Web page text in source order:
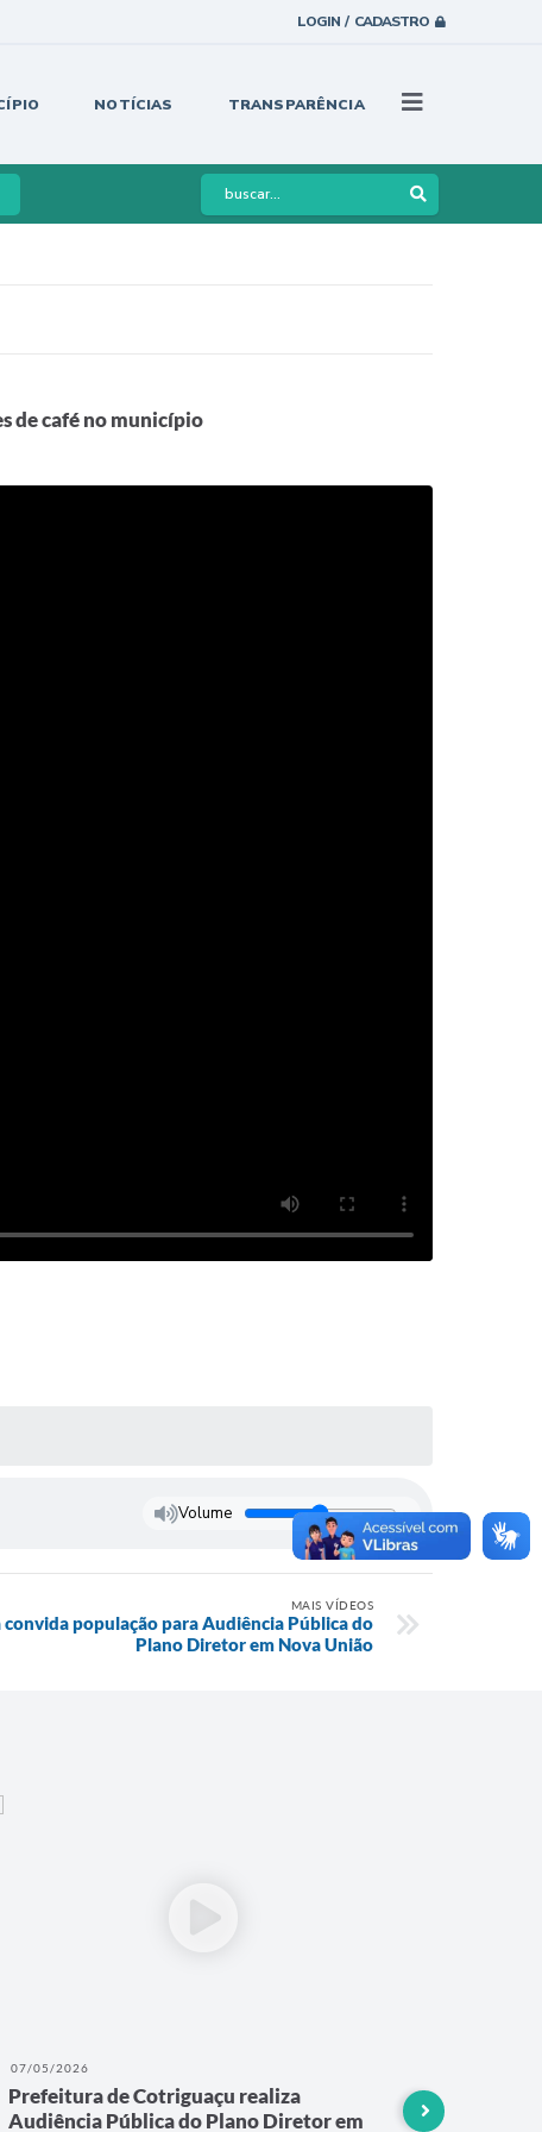
LOGIN / CADASTRO
NOTÍCIAS TRANSPARÊNCIA
de café no município
Volume
MAIS VÍDEOS
população para Audiência Pública do
Plano Diretor em Nova União
07/05/2026
Prefeitura de Cotriguaçu realiza
Audiência Pública do Plano Diretor em